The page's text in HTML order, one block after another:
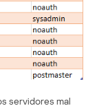
servidores mal